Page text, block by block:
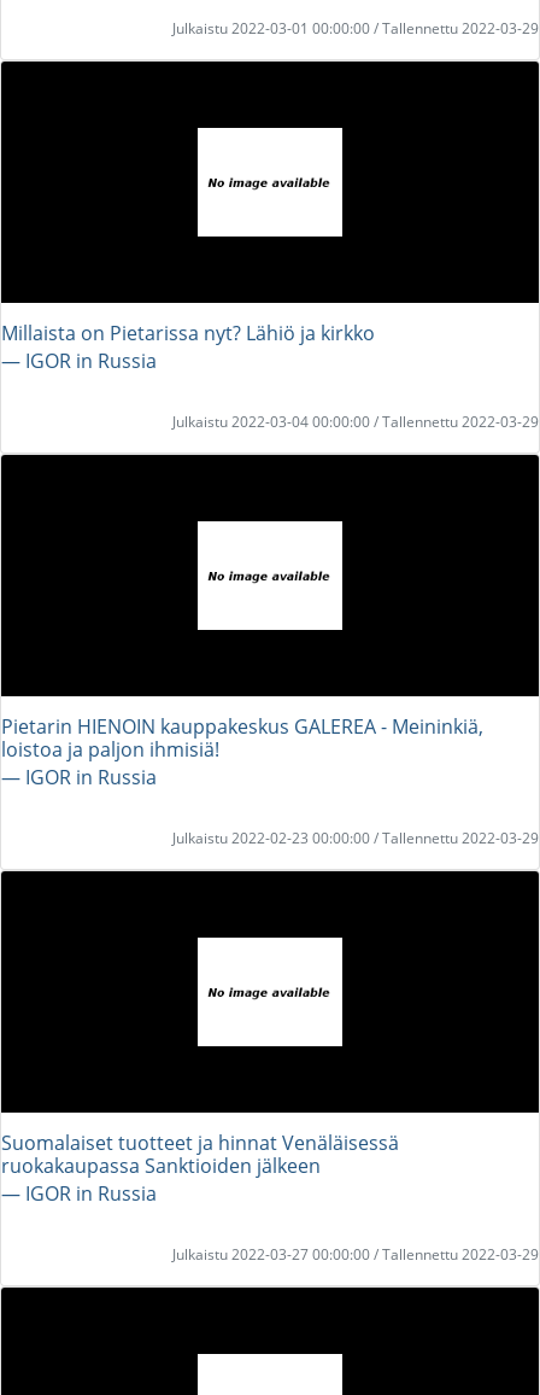
Julkaistu 2022-03-01 00:00:00 / Tallennettu 2022-03-29
Millaista on Pietarissa nyt? Lähiö ja kirkko
― IGOR in Russia
Julkaistu 2022-03-04 00:00:00 / Tallennettu 2022-03-29
Pietarin HIENOIN kauppakeskus GALEREA - Meininkiä,
loistoa ja paljon ihmisiä!
― IGOR in Russia
Julkaistu 2022-02-23 00:00:00 / Tallennettu 2022-03-29
Suomalaiset tuotteet ja hinnat Venäläisessä
ruokakaupassa Sanktioiden jälkeen
― IGOR in Russia
Julkaistu 2022-03-27 00:00:00 / Tallennettu 2022-03-29